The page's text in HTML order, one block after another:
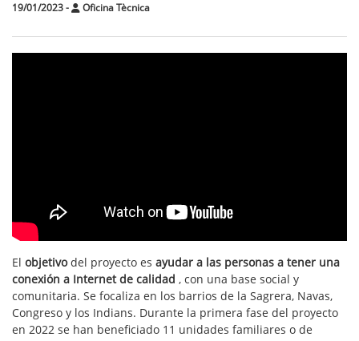
19/01/2023- Oficina Tècnica
El objetivodel proyecto es ayudar a las personas a tener una
conexión a Internet de calidad , con una base social y
comunitaria. Se focaliza en los barrios de la Sagrera, Navas,
Congreso y los Indians. Durante la primera fase del proyecto
en 2022 se han beneficiado 11 unidades familiares o de